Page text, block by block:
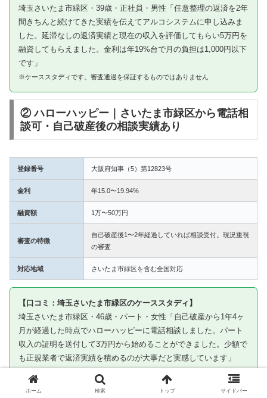
埼玉さいたま市緑区・39歳・正社員・男性「任意整理の返済を2年
間きちんと続けてきた実績を伝えてアルコシステムに申し込みま
した。延滞なしの返済実績と現在の収入を評価してもらい5万円を
融資してもらえました。金利は年19%台で月の負担は1,000円以下
です」
※ケーススタディです。審査通過を保証するものではありません
② ハローハッピー｜さいたま市緑区から電話相
談可・自己破産後の相談実績あり
登録番号 大阪府知事（5）第12823号
金利 年15.0〜19.94%
融資額 1万〜50万円
審査の特徴
自己破産後1〜2年経過していれば相談受付。現況重視
の審査
対応地域 さいたま市緑区を含む全国対応
【口コミ：埼玉さいたま市緑区のケーススタディ】
埼玉さいたま市緑区・46歳・パート・女性「自己破産から1年4ヶ
月が経過した時点でハローハッピーに電話相談しました。パート
収入の証明を送付して3万円から始めることができました。少額で
も正規業者で返済実績を積めるのが大事だと実感しています」
ホーム 検索 トップ サイドバー